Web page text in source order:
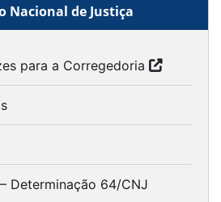
Nacional de Justiça
para a Corregedoria
Determinação 64/CNJ